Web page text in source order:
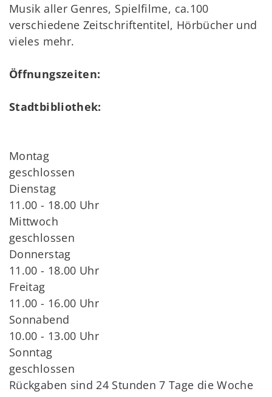
Musik aller Genres, Spielfilme, ca.100
verschiedene Zeitschriftentitel, Hörbücher und
vieles mehr.
Öffnungszeiten:
Stadtbibliothek:
Montag
geschlossen
Dienstag
11.00 - 18.00 Uhr
Mittwoch
geschlossen
Donnerstag
11.00 - 18.00 Uhr
Freitag
11.00 - 16.00 Uhr
Sonnabend
10.00 - 13.00 Uhr
Sonntag
geschlossen
Rückgaben sind 24 Stunden 7 Tage die Woche